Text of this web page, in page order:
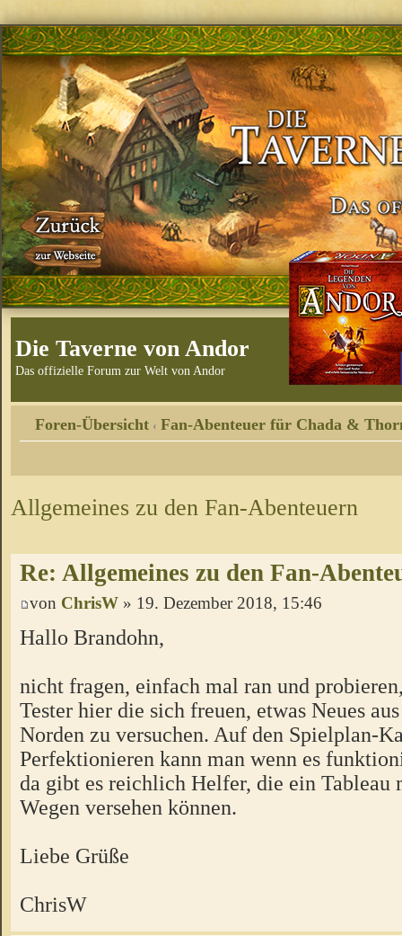
Die Taverne von Andor
Das offizielle Forum zur Welt von Andor
Foren-Übersicht ‹ Fan-Abenteuer für Chada &
Allgemeines zu den Fan-Abenteuern
Re: Allgemeines zu den Fan-
von ChrisW » 19. Dezember 2018, 15:46
Hallo Brandohn,
nicht fragen, einfach mal ran und
Tester hier die sich freuen, etwas Neues
Norden zu versuchen. Auf den Spielplan-
Perfektionieren kann man wenn es
da gibt es reichlich Helfer, die ein Tableau
Wegen versehen können.
Liebe Grüße
ChrisW